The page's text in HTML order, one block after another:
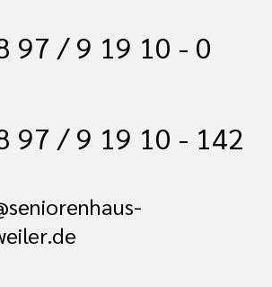
97 / 9 19 10 - 0
97 / 9 19 10 - 142